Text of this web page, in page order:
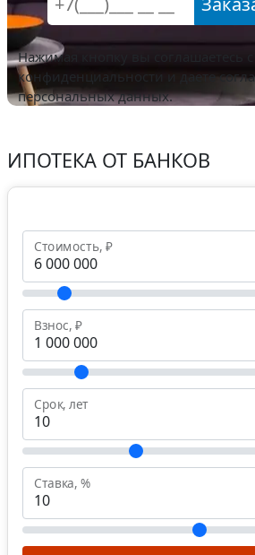
Нажимая кнопку вы соглашаетесь с
конфиденциальности и даете
персональных данных.
ИПОТЕКА ОТ БАНКОВ
Стоимость, ₽
Взнос, ₽
Срок, лет
Ставка, %